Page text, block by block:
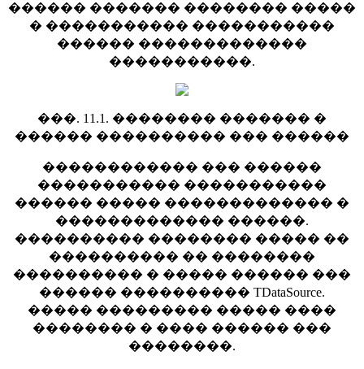
������ ������� �������� �����
� ����������� �����������
������ �������������
�����������.
���. 11.1. �������� ������� �
������ ���������� ��� ������
������������ ��� ������
����������� �����������
������ ����� ������������� �
������������� ������.
���������� �������� ����� ��
���������� �� ��������
���������� � ����� ������ ���
������ ���������� TDataSource.
����� ��������� ����� ����
�������� � ���� ������ ���
��������.